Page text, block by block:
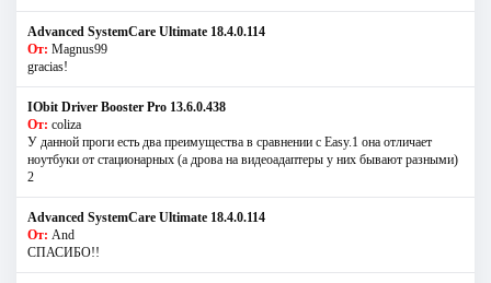
Advanced SystemCare Ultimate 18.4.0.114
От: Magnus99
gracias!
IObit Driver Booster Pro 13.6.0.438
От: coliza
У данной проги есть два преимущества в сравнении с Easy.1 она отличает
ноутбуки от стационарных (а дрова на видеоадаптеры у них бывают разными)
2
Advanced SystemCare Ultimate 18.4.0.114
От: And
СПАСИБО!!